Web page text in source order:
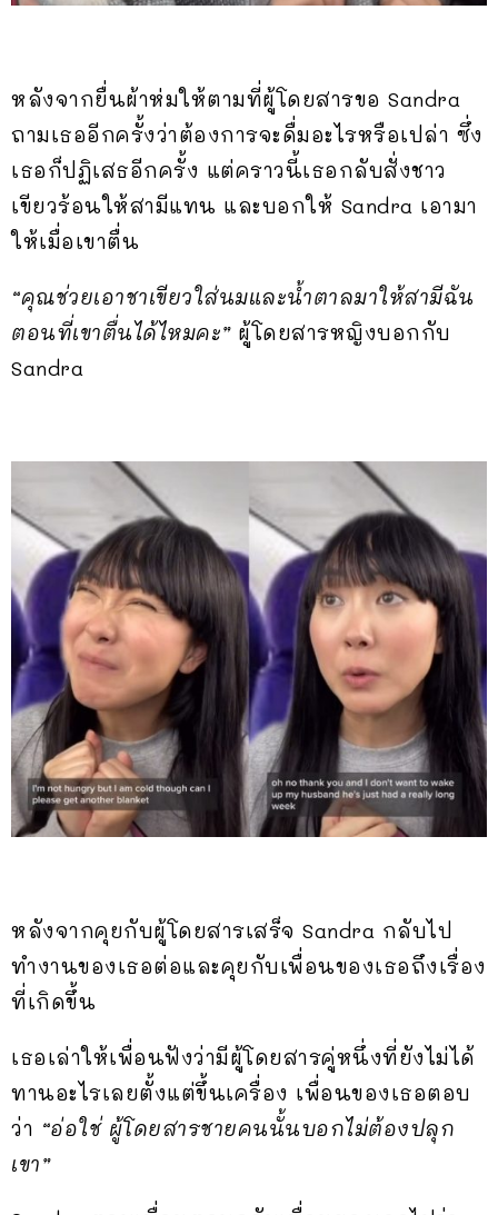
หลังจากยื่นผ้าห่มให้ตามที่ผู้โดยสารขอ Sandra
ถามเธออีกครั้งว่าต้องการจะดื่มอะไรหรือเปล่า ซึ่ง
เธอก็ปฏิเสธอีกครั้ง แต่คราวนี้เธอกลับสั่งชาว
เขียวร้อนให้สามีแทน และบอกให้ Sandra เอามา
ให้เมื่อเขาตื่น
“คุณช่วยเอาชาเขียวใส่นมและน้ำตาลมาให้สามีฉัน
ตอนที่เขาตื่นได้ไหมคะ” ผู้โดยสารหญิงบอกกับ
Sandra
หลังจากคุยกับผู้โดยสารเสร็จ Sandra กลับไป
ทำงานของเธอต่อและคุยกับเพื่อนของเธอถึงเรื่อง
ที่เกิดขึ้น
เธอเล่าให้เพื่อนฟังว่ามีผู้โดยสารคู่หนึ่งที่ยังไม่ได้
ทานอะไรเลยตั้งแต่ขึ้นเครื่อง เพื่อนของเธอตอบ
ว่า “อ่อใช่ ผู้โดยสารชายคนนั้นบอกไม่ต้องปลุก
เขา”